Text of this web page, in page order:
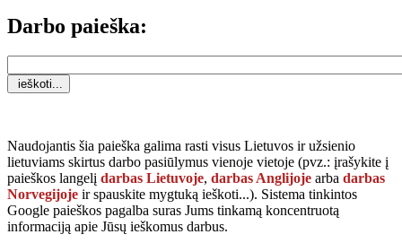
Darbo paieška:
Naudojantis šia paieška galima rasti visus Lietuvos ir užsienio
lietuviams skirtus darbo pasiūlymus vienoje vietoje (pvz.: įrašykite į
paieškos langelį darbas Lietuvoje, darbas Anglijoje arba darbas
Norvegijoje ir spauskite mygtuką ieškoti...). Sistema tinkintos
Google paieškos pagalba suras Jums tinkamą koncentruotą
informaciją apie Jūsų ieškomus darbus.